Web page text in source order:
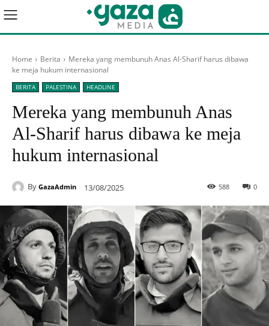
Home Berita
Mereka yang membunuh Anas Al-Sharif harus dibawa
ke meja hukum internasional
BERITA PALESTINA HEADLINE
Mereka yang membunuh Anas
Al-Sharif harus dibawa ke meja
hukum internasional
By GazaAdmin 13/08/2025 0
588